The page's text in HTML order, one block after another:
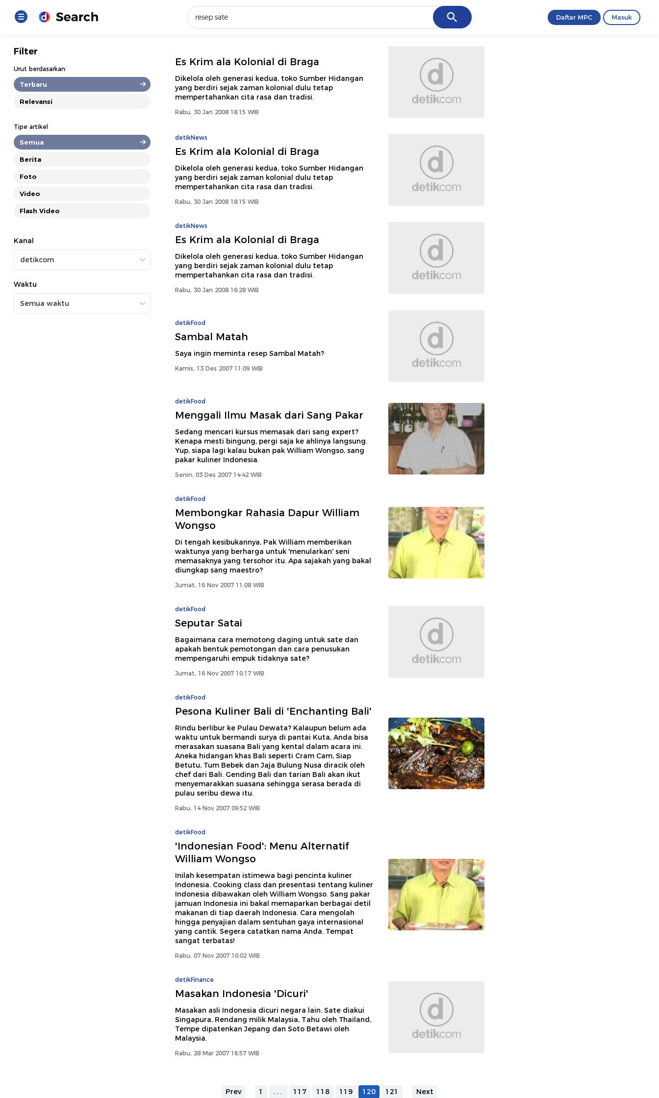
Cancel
Loading...
Promoted
Daftar MPC Masuk
Filter
Urut berdasarkan
Terbaru
Relevansi
Tipe artikel
Semua
Berita
Foto
Video
Flash Video
Kanal
Waktu
Es Krim ala Kolonial di Braga
Dikelola oleh generasi kedua, toko Sumber Hidangan
yang berdiri sejak zaman kolonial dulu tetap
mempertahankan cita rasa dan tradisi.
Rabu, 30 Jan 2008 18:15 WIB
detikNews
Es Krim ala Kolonial di Braga
Dikelola oleh generasi kedua, toko Sumber Hidangan
yang berdiri sejak zaman kolonial dulu tetap
mempertahankan cita rasa dan tradisi.
Rabu, 30 Jan 2008 18:15 WIB
detikNews
Es Krim ala Kolonial di Braga
Dikelola oleh generasi kedua, toko Sumber Hidangan
yang berdiri sejak zaman kolonial dulu tetap
mempertahankan cita rasa dan tradisi.
Rabu, 30 Jan 2008 16:28 WIB
detikFood
Sambal Matah
Saya ingin meminta resep Sambal Matah?
Kamis, 13 Des 2007 11:09 WIB
detikFood
Menggali Ilmu Masak dari Sang Pakar
Sedang mencari kursus memasak dari sang expert?
Kenapa mesti bingung, pergi saja ke ahlinya langsung.
Yup, siapa lagi kalau bukan pak William Wongso, sang
pakar kuliner Indonesia.
Senin, 03 Des 2007 14:42 WIB
detikFood
Membongkar Rahasia Dapur William
Wongso
Di tengah kesibukannya, Pak William memberikan
waktunya yang berharga untuk 'menularkan' seni
memasaknya yang tersohor itu. Apa sajakah yang bakal
diungkap sang maestro?
Jumat, 16 Nov 2007 11:08 WIB
detikFood
Seputar Satai
Bagaimana cara memotong daging untuk sate dan
apakah bentuk pemotongan dan cara penusukan
mempengaruhi empuk tidaknya sate?
Jumat, 16 Nov 2007 10:17 WIB
detikFood
Pesona Kuliner Bali di 'Enchanting Bali'
Rindu berlibur ke Pulau Dewata? Kalaupun belum ada
waktu untuk bermandi surya di pantai Kuta, Anda bisa
merasakan suasana Bali yang kental dalam acara ini.
Aneka hidangan khas Bali seperti Cram Cam, Siap
Betutu, Tum Bebek dan Jaja Bulung Nusa diracik oleh
chef dari Bali. Gending Bali dan tarian Bali akan ikut
menyemarakkan suasana sehingga serasa berada di
pulau seribu dewa itu.
Rabu, 14 Nov 2007 09:52 WIB
detikFood
'Indonesian Food': Menu Alternatif
William Wongso
Inilah kesempatan istimewa bagi pencinta kuliner
Indonesia. Cooking class dan presentasi tentang kuliner
Indonesia dibawakan oleh William Wongso. Sang pakar
jamuan Indonesia ini bakal memaparkan berbagai detil
makanan di tiap daerah Indonesia. Cara mengolah
hingga penyajian dalam sentuhan gaya internasional
yang cantik. Segera catatkan nama Anda. Tempat
sangat terbatas!
Rabu, 07 Nov 2007 10:02 WIB
detikFinance
Masakan Indonesia 'Dicuri'
Masakan asli Indonesia dicuri negara lain. Sate diakui
Singapura, Rendang milik Malaysia, Tahu oleh Thailand,
Tempe dipatenkan Jepang dan Soto Betawi oleh
Malaysia.
Rabu, 28 Mar 2007 16:57 WIB
Prev 1 ... 117 118 119 120 121 Next